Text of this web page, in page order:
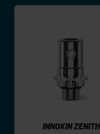
INNOKIN ZENITH